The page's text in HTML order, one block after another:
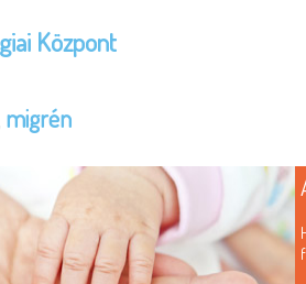
Központ
migrén